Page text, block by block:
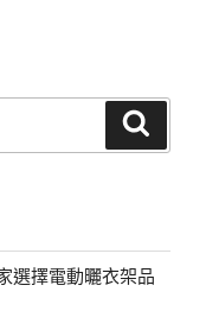
選擇電動曬衣架品